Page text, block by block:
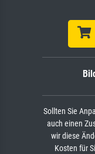
Sollten Sie
auch einen
wir diese
Kosten für